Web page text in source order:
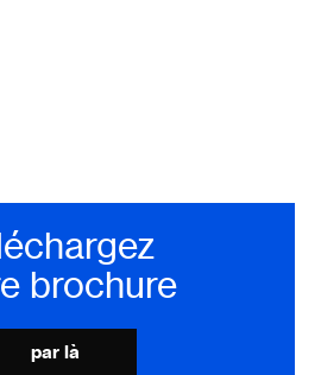
brochure
par là